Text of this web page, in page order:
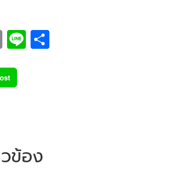
C
p
y
k
Li
ข้อง